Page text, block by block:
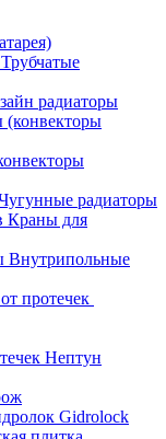
Трубчатые
радиаторы
радиаторы
Краны для
Внутрипольные
протечек
Нептун
Gidrolock